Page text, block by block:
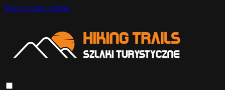
Skip to main content